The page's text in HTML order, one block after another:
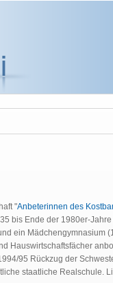
"Anbeterinnen des
bis Ende der 1980er-
ein Mädchengymnasium
Hauswirtschaftsfächer
95 Rückzug der
staatliche Realschule.